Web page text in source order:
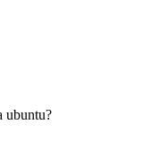
ubuntu?